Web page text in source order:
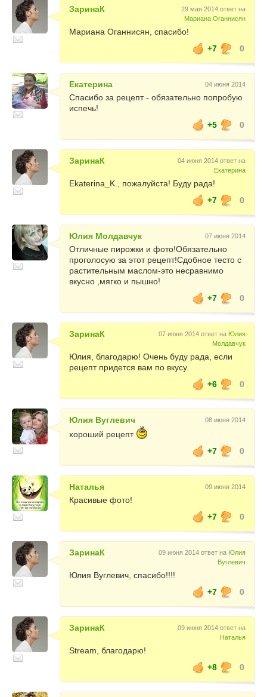
ЗаринаК
29 мая 2014 ответ на
Мариана Оганнисян
Мариана Оганнисян, спасибо!
+7
0
Екатерина 04 июня 2014
Спасибо за рецепт - обязательно попробую
испечь!
+5
0
ЗаринаК
04 июня 2014 ответ на
Екатерина
Ekaterina_K., пожалуйста! Буду рада!
+7
0
Юлия Молдавчук 07 июня 2014
Отличные пирожки и фото!Обязательно
проголосую за этот рецепт!Сдобное тесто с
растительным маслом-это несравнимо
вкусно ,мягко и пышно!
+7
0
ЗаринаК 07 июня 2014 ответ на Юлия
Молдавчук
Юлия, благодарю! Очень буду рада, если
рецепт придется вам по вкусу.
+6
0
Юлия Вуглевич 08 июня 2014
хороший рецепт
+7
0
Наталья 09 июня 2014
Красивые фото!
+7
0
ЗаринаК 09 июня 2014 ответ на Юлия
Вуглевич
Юлия Вуглевич, спасибо!!!!
+7
0
ЗаринаК
09 июня 2014 ответ на
Наталья
Stream, благодарю!
+8
0